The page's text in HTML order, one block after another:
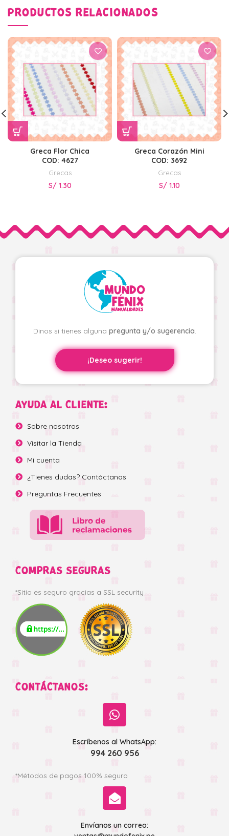
PRODUCTOS RELACIONADOS
Greca Flor Chica
COD: 4627
Grecas
S/ 1.30
Greca Corazón Mini
COD: 3692
Grecas
S/ 1.10
Dinos si tienes alguna pregunta y/o sugerencia.
¡Deseo sugerir!
AYUDA AL CLIENTE:
Sobre nosotros
Visitar la Tienda
Mi cuenta
¿Tienes dudas? Contáctanos
Preguntas Frecuentes
COMPRAS SEGURAS
*Sitio es seguro gracias a SSL security
CONTÁCTANOS:
Escríbenos al WhatsApp:
994 260 956
*Métodos de pagos 100% seguro
Envíanos un correo: